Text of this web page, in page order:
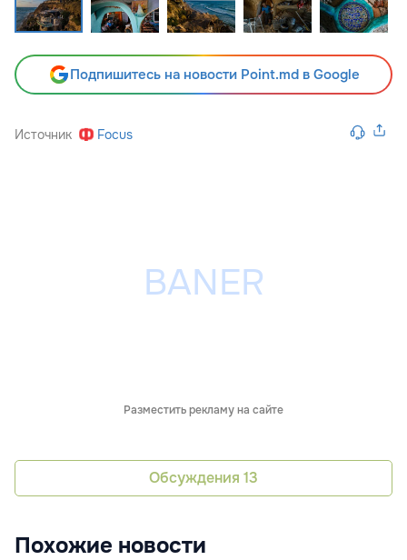
Подпишитесь на новости Point.md в Google
Источник Focus
Разместить рекламу на сайте
Обсуждения 13
Похожие новости